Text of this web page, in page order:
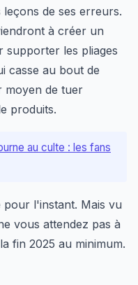
leçons de ses erreurs.
à créer un
supporter les pliages
casse au bout de
moyen de tuer
produits.
au culte : les fans
l'instant. Mais vu
vous attendez pas à
fin 2025 au minimum.